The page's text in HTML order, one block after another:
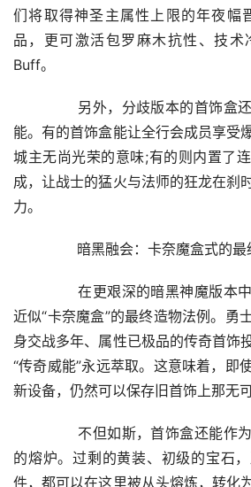
们将取得神圣主属性上限的年夜幅
品，更可激活包罗麻木抗性、技术
Buff。
能。有的首饰盒能让全行会成员享受
城主无尚光荣的意味;有的则内置了
成，让战士的猛火与法师的狂龙在刹
力。
　　暗黑融会：卡奈魔盒式的
近似“卡奈魔盒”的最终造物法例。勇
身交战多年、属性已极品的传奇首饰
“传奇威能”永远萃取。这意味着，即
新设备，仍然可以保存旧首饰上那无
的熔炉。过剩的黄装、初级的宝石
件，都可以在这里被从头熔炼，转化